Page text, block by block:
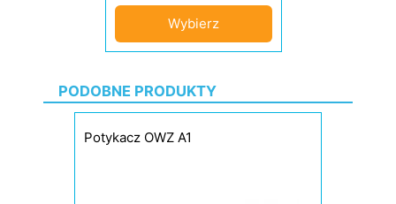
Wybierz
PODOBNE PRODUKTY
Potykacz OWZ A1